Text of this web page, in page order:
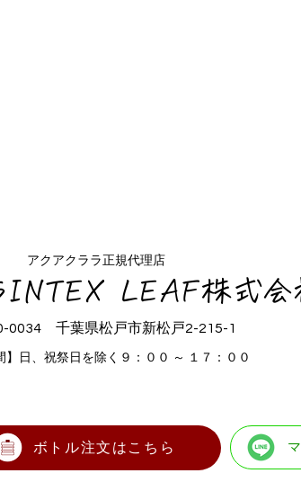
アクアクララ正規代理店
ラINTEX LEAF株式会
0034 千葉県松戸市新松戸2-215-1
】日、祝祭日を除く９：００ ～ １７：００
ボトル注文はこちら